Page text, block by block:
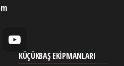
KÜÇÜKBAŞ EKIPMANLARI